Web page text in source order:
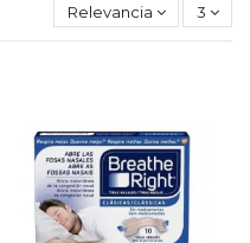
Relevancia 3